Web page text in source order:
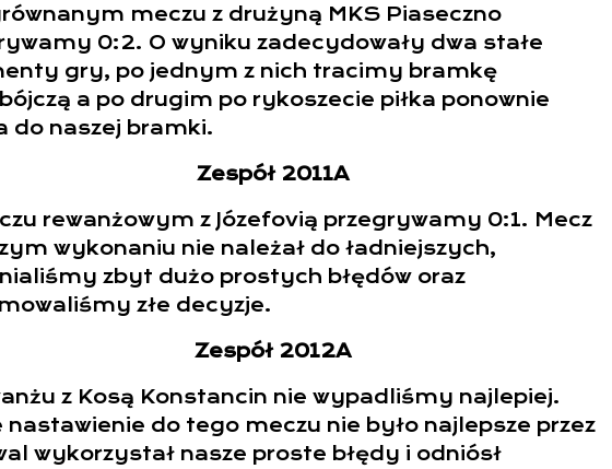
meczu z drużyną MKS Piaseczno
0:2. O wyniku zadecydowały dwa stałe
gry, po jednym z nich tracimy bramkę
a po drugim po rykoszecie piłka ponownie
do naszej bramki.
Zespół 2011A
rewanżowym z Józefovią przegrywamy 0:1. Mecz
wykonaniu nie należał do ładniejszych,
zbyt dużo prostych błędów oraz
złe decyzje.
Zespół 2012A
z Kosą Konstancin nie wypadliśmy najlepiej.
nastawienie do tego meczu nie było najlepsze przez
wykorzystał nasze proste błędy i odniósł